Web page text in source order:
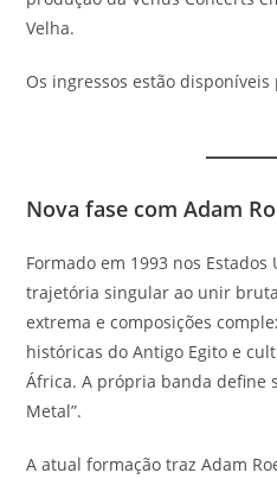
Velha.
Os ingressos estão
Nova fase com Adam
Formado em 1993 nos
trajetória singular ao unir
extrema e composições
históricas do Antigo Egito e
África. A própria banda define
Metal”.
A atual formação traz Adam